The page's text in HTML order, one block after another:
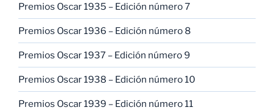
Premios Oscar 1935 – Edición número 7
Premios Oscar 1936 – Edición número 8
Premios Oscar 1937 – Edición número 9
Premios Oscar 1938 – Edición número 10
Premios Oscar 1939 – Edición número 11